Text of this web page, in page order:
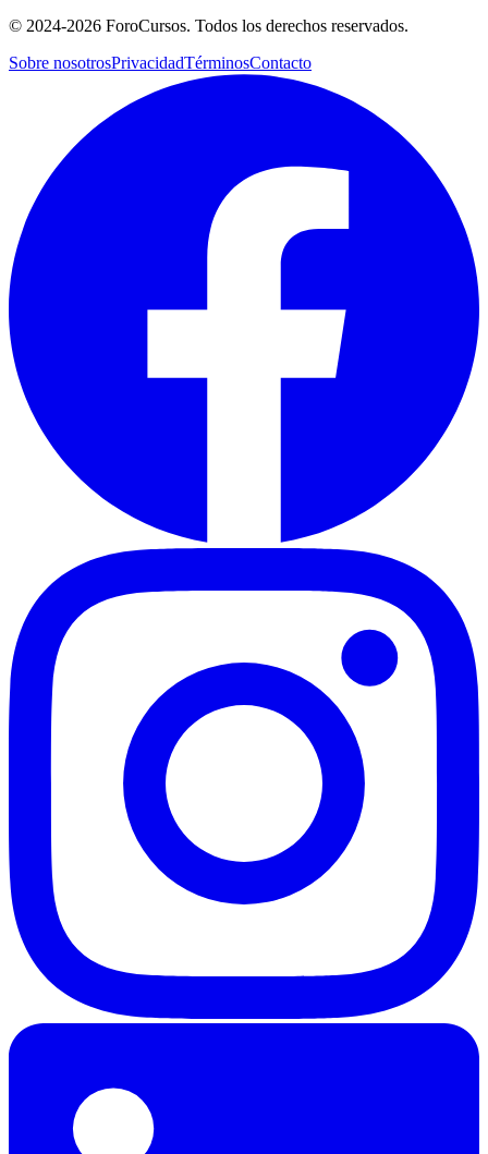
© 2024-2026 ForoCursos. Todos los derechos reservados.
Sobre nosotrosPrivacidadTérminosContacto